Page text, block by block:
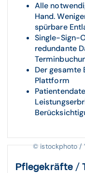
Alle
Hand.
spürbare
Single-Sign-
redundante
Der gesamte
Plattform
© istockphoto /
Pflegekräfte /